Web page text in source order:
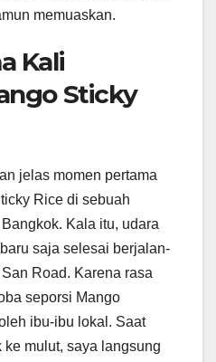
memuaskan.
Kali
Sticky
jelas momen pertama
Rice di sebuah
Kala itu, udara
saja selesai berjalan-
Road. Karena rasa
seporsi Mango
ibu-ibu lokal. Saat
mulut, saya langsung